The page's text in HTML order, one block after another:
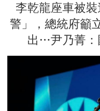
李乾龍座車被
警」，總統府籲
出…尹乃菁：